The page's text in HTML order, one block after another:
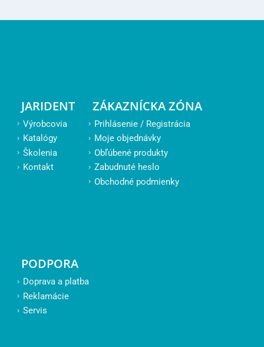
JARIDENT
Výrobcovia
Katalógy
Školenia
Kontakt
ZÁKAZNÍCKA ZÓNA
Prihlásenie / Registrácia
Moje objednávky
Obľúbené produkty
Zabudnuté heslo
Obchodné podmienky
PODPORA
Doprava a platba
Reklamácie
Servis